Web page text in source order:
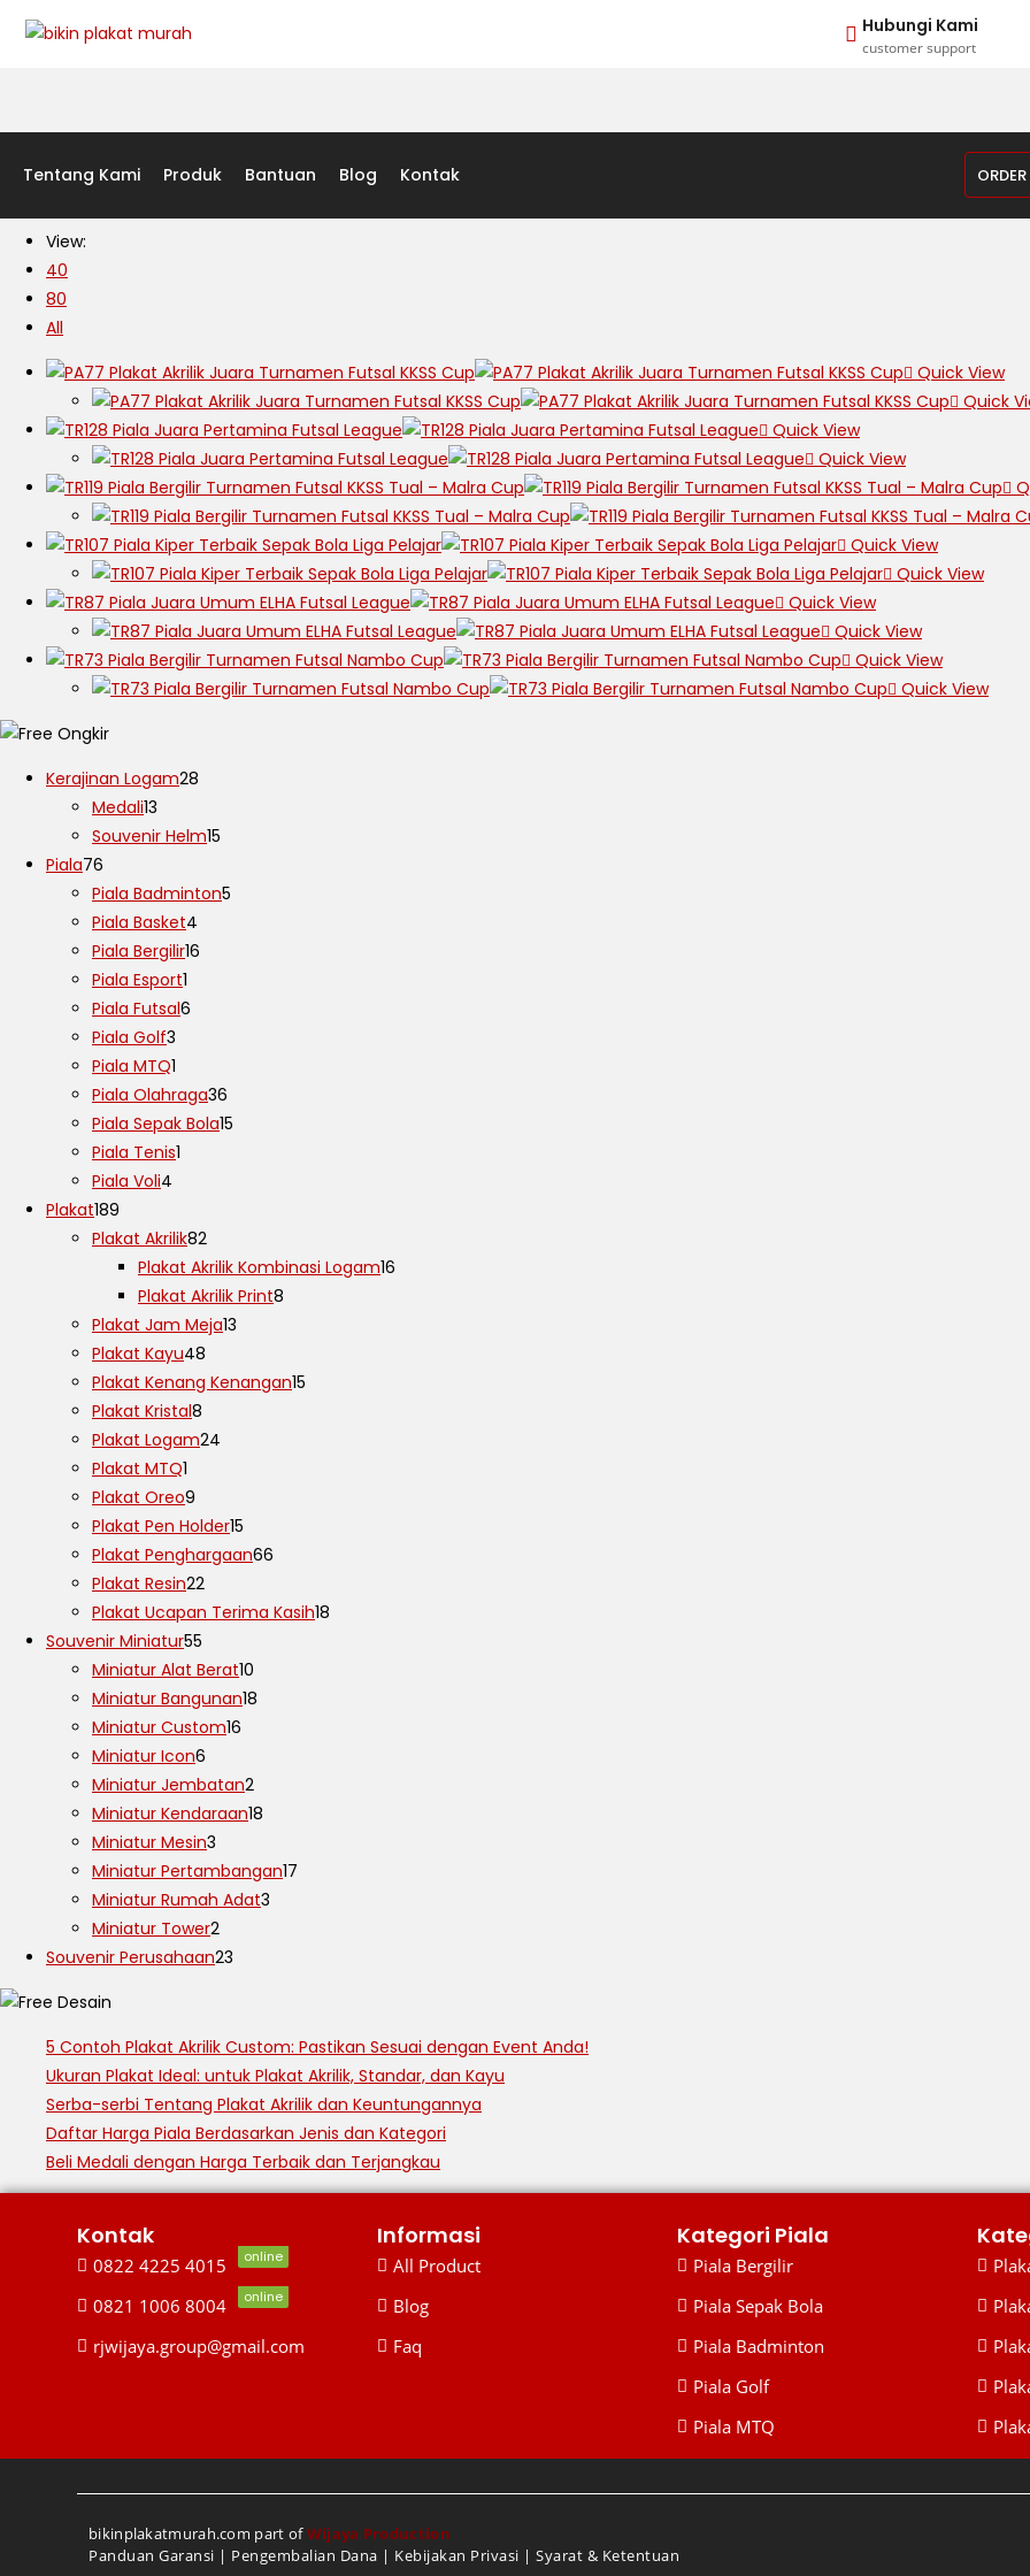
Hubungi Kami
customer support
Tentang Kami Produk Bantuan Blog Kontak ORDER
View:
40
80
All
Quick View
Quick
Quick View
Quick View
Quick View
Quick View
Quick View
Quick View
Quick View
Quick View
Kerajinan Logam28
Medali13
Souvenir Helm15
Piala76
Piala Badminton5
Piala Basket4
Piala Bergilir16
Piala Esport1
Piala Futsal6
Piala Golf3
Piala MTQ1
Piala Olahraga36
Piala Sepak Bola15
Piala Tenis1
Piala Voli4
Plakat189
Plakat Akrilik82
Plakat Akrilik Kombinasi Logam16
Plakat Akrilik Print8
Plakat Jam Meja13
Plakat Kayu48
Plakat Kenang Kenangan15
Plakat Kristal8
Plakat Logam24
Plakat MTQ1
Plakat Oreo9
Plakat Pen Holder15
Plakat Penghargaan66
Plakat Resin22
Plakat Ucapan Terima Kasih18
Souvenir Miniatur55
Miniatur Alat Berat10
Miniatur Bangunan18
Miniatur Custom16
Miniatur Icon6
Miniatur Jembatan2
Miniatur Kendaraan18
Miniatur Mesin3
Miniatur Pertambangan17
Miniatur Rumah Adat3
Miniatur Tower2
Souvenir Perusahaan23
5 Contoh Plakat Akrilik Custom: Pastikan Sesuai dengan Event Anda!
Ukuran Plakat Ideal: untuk Plakat Akrilik, Standar, dan Kayu
Serba-serbi Tentang Plakat Akrilik dan Keuntungannya
Daftar Harga Piala Berdasarkan Jenis dan Kategori
Beli Medali dengan Harga Terbaik dan Terjangkau
Kontak
0822 4225 4015 online
0821 1006 8004 online
rjwijaya.group@gmail.com
Informasi
All Product
Blog
Faq
Kategori Piala
Piala Bergilir
Piala Sepak Bola
Piala Badminton
Piala Golf
Piala MTQ
bikinplakatmurah.com part ofWijaya Production
Panduan Garansi | Pengembalian Dana | Kebijakan Privasi | Syarat & Ketentuan